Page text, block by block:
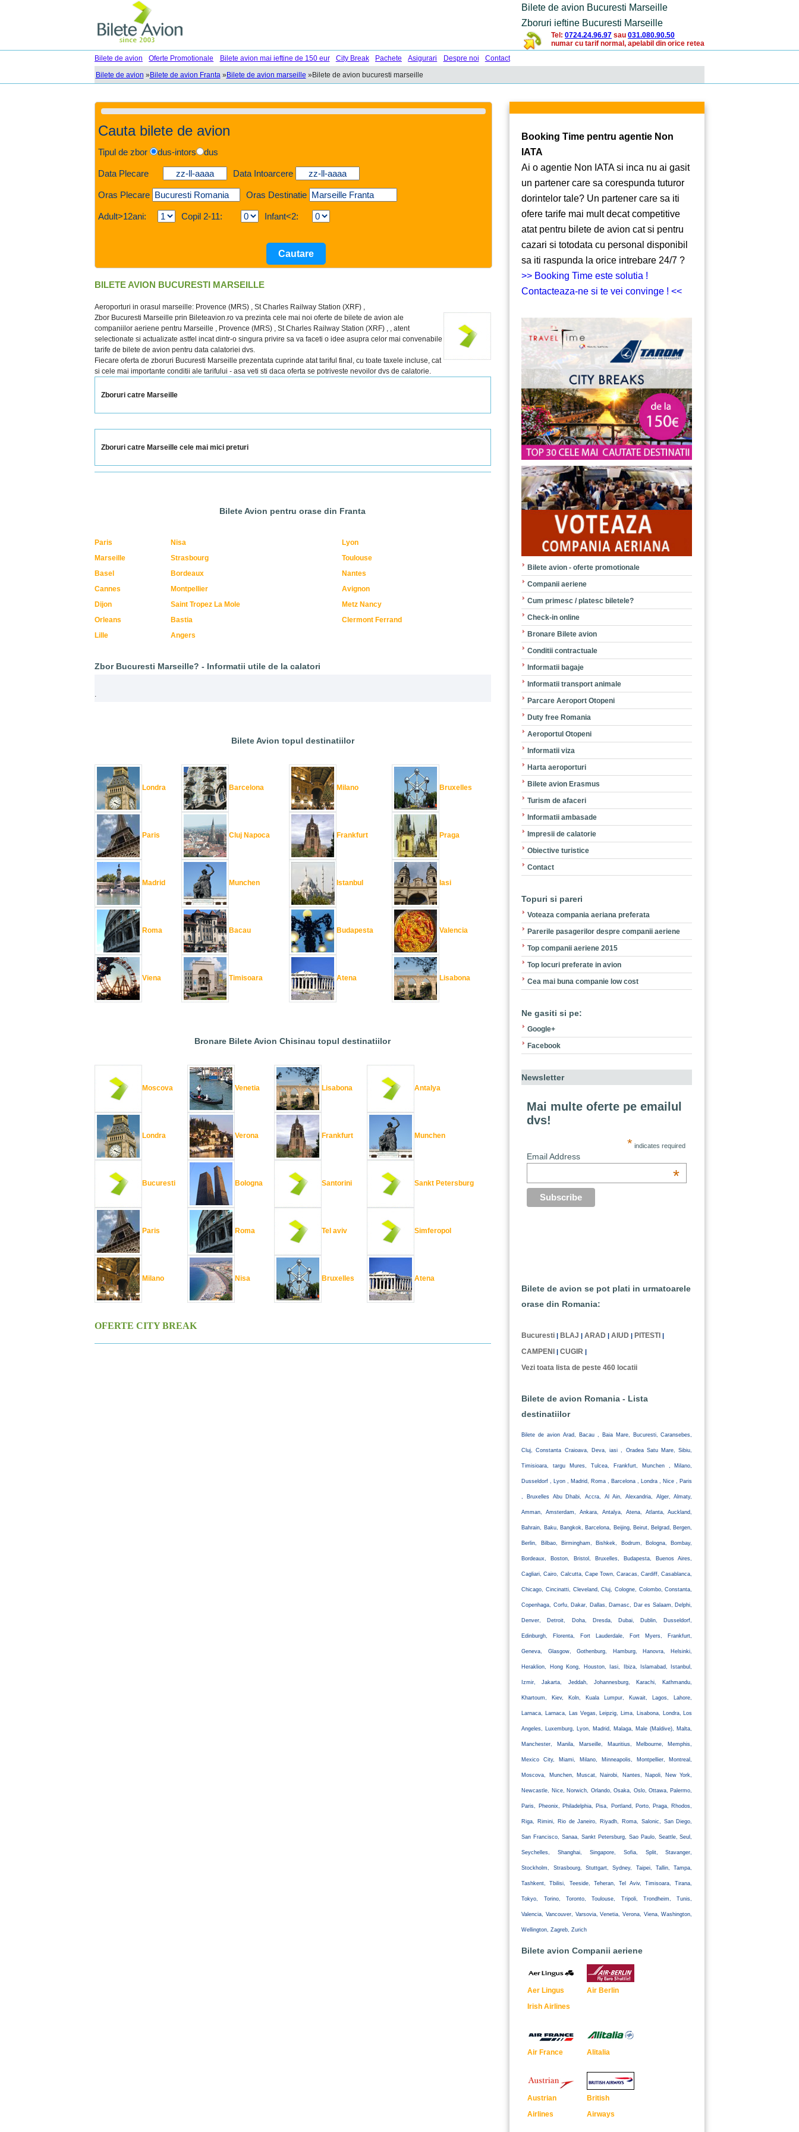
Bilete de avion Bucuresti Marseille
Zboruri ieftine Bucuresti Marseille
Tel: 0724.24.96.97 sau 031.080.90.50
numar cu tarif normal, apelabil din orice retea
Bilete de avion
Oferte Promotionale Bilete avion mai ieftine de 150 eur City Break Pachete Asigurari Despre noi
Contact
Bilete de avion »Bilete de avion Franta »Bilete de avion marseille »Bilete de avion bucuresti marseille
Cauta bilete de avion
Tipul de zbor dus-intors dus
Data Plecare Data Intoarcere
Oras Plecare Oras Destinatie
Adult>12ani: Copil 2-11: Infant<2:
BILETE AVION BUCURESTI MARSEILLE
Aeroporturi in orasul marseille: Provence (MRS) , St Charles Railway Station (XRF) ,
Zbor Bucuresti Marseille prin Bileteavion.ro va prezinta cele mai noi oferte de bilete de avion ale
companiilor aeriene pentru Marseille , Provence (MRS) , St Charles Railway Station (XRF) , , atent
selectionate si actualizate astfel incat dintr-o singura privire sa va faceti o idee asupra celor mai convenabile
tarife de bilete de avion pentru data calatoriei dvs.
Fiecare oferta de zboruri Bucuresti Marseille prezentata cuprinde atat tariful final, cu toate taxele incluse, cat
si cele mai importante conditii ale tarifului - asa veti sti daca oferta se potriveste nevoilor dvs de calatorie.
Zboruri catre Marseille
Zboruri catre Marseille cele mai mici preturi
Bilete Avion pentru orase din Franta
Paris Nisa
Lyon
Marseille
Strasbourg
Toulouse
Basel
Bordeaux
Nantes
Cannes
Montpellier
Avignon
Dijon
Saint Tropez La Mole
Metz Nancy
Orleans
Bastia
Clermont Ferrand
Lille
Angers
Zbor Bucuresti Marseille? - Informatii utile de la calatori
.
Bilete Avion topul destinatiilor
Londra
Paris
Madrid
Roma
Viena
Barcelona
Cluj Napoca
Munchen
Bacau
Timisoara
Milano
Frankfurt
Istanbul
Budapesta
Atena
Bruxelles
Praga
Iasi
Valencia
Lisabona
Bronare Bilete Avion Chisinau topul destinatiilor
Moscova
Londra
Bucuresti
Paris
Milano
Venetia
Verona
Bologna
Roma
Nisa
Lisabona
Frankfurt
Santorini
Tel aviv
Bruxelles
Antalya
Munchen
Sankt Petersburg
Simferopol
Atena
OFERTE CITY BREAK
Booking Time pentru agentie Non
IATA
Ai o agentie Non IATA si inca nu ai gasit
un partener care sa corespunda tuturor
dorintelor tale? Un partener care sa iti
ofere tarife mai mult decat competitive
atat pentru bilete de avion cat si pentru
cazari si totodata cu personal disponibil
sa iti raspunda la orice intrebare 24/7 ?
>> Booking Time este solutia !
Contacteaza-ne si te vei convinge ! <<
Bilete avion - oferte promotionale
Companii aeriene
Cum primesc / platesc biletele?
Check-in online
Bronare Bilete avion
Conditii contractuale
Informatii bagaje
Informatii transport animale
Parcare Aeroport Otopeni
Duty free Romania
Aeroportul Otopeni
Informatii viza
Harta aeroporturi
Bilete avion Erasmus
Turism de afaceri
Informatii ambasade
Impresii de calatorie
Obiective turistice
Contact
Topuri si pareri
Voteaza compania aeriana preferata
Parerile pasagerilor despre companii aeriene
Top companii aeriene 2015
Top locuri preferate in avion
Cea mai buna companie low cost
Ne gasiti si pe:
Google+
Facebook
Newsletter
Mai multe oferte pe emailul
dvs!
* indicates required
Email Address
*
Bilete de avion se pot plati in urmatoarele
orase din Romania:
Bucuresti | BLAJ |ARAD |AIUD | PITESTI |
CAMPENI |CUGIR |
Vezi toata lista de peste 460 locatii
Bilete de avion Romania - Lista
destinatiilor
Bilete de avion Arad, Bacau , Baia Mare, Bucuresti, Caransebes,
Cluj, Constanta Craioava, Deva, iasi , Oradea Satu Mare, Sibiu,
Timisioara, targu Mures, Tulcea, Frankfurt, Munchen , Milano,
Dusseldorf , Lyon , Madrid, Roma , Barcelona , Londra , Nice , Paris
, Bruxelles Abu Dhabi, Accra, Al Ain, Alexandria, Alger, Almaty,
Amman, Amsterdam, Ankara, Antalya, Atena, Atlanta, Auckland,
Bahrain, Baku, Bangkok, Barcelona, Beijing, Beirut, Belgrad, Bergen,
Berlin, Bilbao, Birmingham, Bishkek, Bodrum, Bologna, Bombay,
Bordeaux, Boston, Bristol, Bruxelles, Budapesta, Buenos Aires,
Cagliari, Cairo, Calcutta, Cape Town, Caracas, Cardiff, Casablanca,
Chicago, Cincinatti, Cleveland, Cluj, Cologne, Colombo, Constanta,
Copenhaga, Corfu, Dakar, Dallas, Damasc, Dar es Salaam, Delphi,
Denver, Detroit, Doha, Dresda, Dubai, Dublin, Dusseldorf,
Edinburgh, Florenta, Fort Lauderdale, Fort Myers, Frankfurt,
Geneva, Glasgow, Gothenburg, Hamburg, Hanovra, Helsinki,
Heraklion, Hong Kong, Houston, Iasi, Ibiza, Islamabad, Istanbul,
Izmir, Jakarta, Jeddah, Johannesburg, Karachi, Kathmandu,
Khartoum, Kiev, Koln, Kuala Lumpur, Kuwait, Lagos, Lahore,
Larnaca, Larnaca, Las Vegas, Leipzig, Lima, Lisabona, Londra, Los
Angeles, Luxemburg, Lyon, Madrid, Malaga, Male (Maldive), Malta,
Manchester, Manila, Marseille, Mauritius, Melbourne, Memphis,
Mexico City, Miami, Milano, Minneapolis, Montpellier, Montreal,
Moscova, Munchen, Muscat, Nairobi, Nantes, Napoli, New York,
Newcastle, Nice, Norwich, Orlando, Osaka, Oslo, Ottawa, Palermo,
Paris, Pheonix, Philadelphia, Pisa, Portland, Porto, Praga, Rhodos,
Riga, Rimini, Rio de Janeiro, Riyadh, Roma, Salonic, San Diego,
San Francisco, Sanaa, Sankt Petersburg, Sao Paulo, Seattle, Seul,
Seychelles, Shanghai, Singapore, Sofia, Split, Stavanger,
Stockholm, Strasbourg, Stuttgart, Sydney, Taipei, Tallin, Tampa,
Tashkent, Tbilisi, Teeside, Teheran, Tel Aviv, Timisoara, Tirana,
Tokyo, Torino, Toronto, Toulouse, Tripoli, Trondheim, Tunis,
Valencia, Vancouver, Varsovia, Venetia, Verona, Viena, Washington,
Wellington, Zagreb, Zurich
Bilete avion Companii aeriene
Aer Lingus
Irish Airlines
Air Berlin
Air France Alitalia
Austrian
Airlines
British
Airways